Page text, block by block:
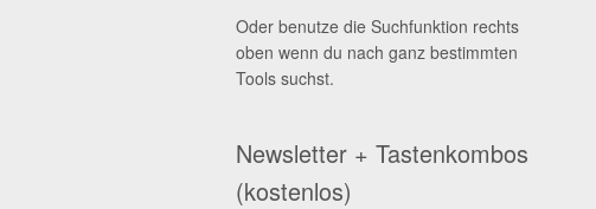
Oder benutze die Suchfunktion rechts
oben wenn du nach ganz bestimmten
Tools suchst.
Newsletter + Tastenkombos
(kostenlos)